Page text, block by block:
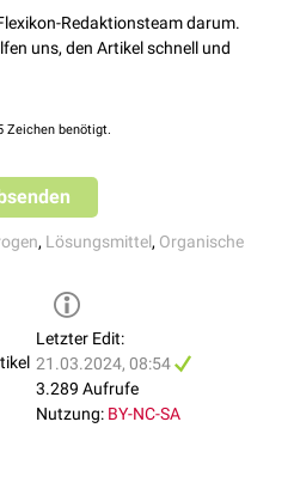
Abgerufen am
Redaktionsteam darum.
uns, den Artikel schnell und
Zeichen benötigt.
, Lösungsmittel, Organische
Letzter Edit:
21.03.2024, 08:54
3.289 Aufrufe
Nutzung: BY-NC-SA